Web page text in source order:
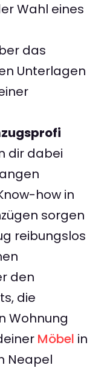
Wahl eines
das
Unterlagen
dir dabei
how in
sorgen
reibungslos
den
die
Wohnung
Möbel in
Neapel